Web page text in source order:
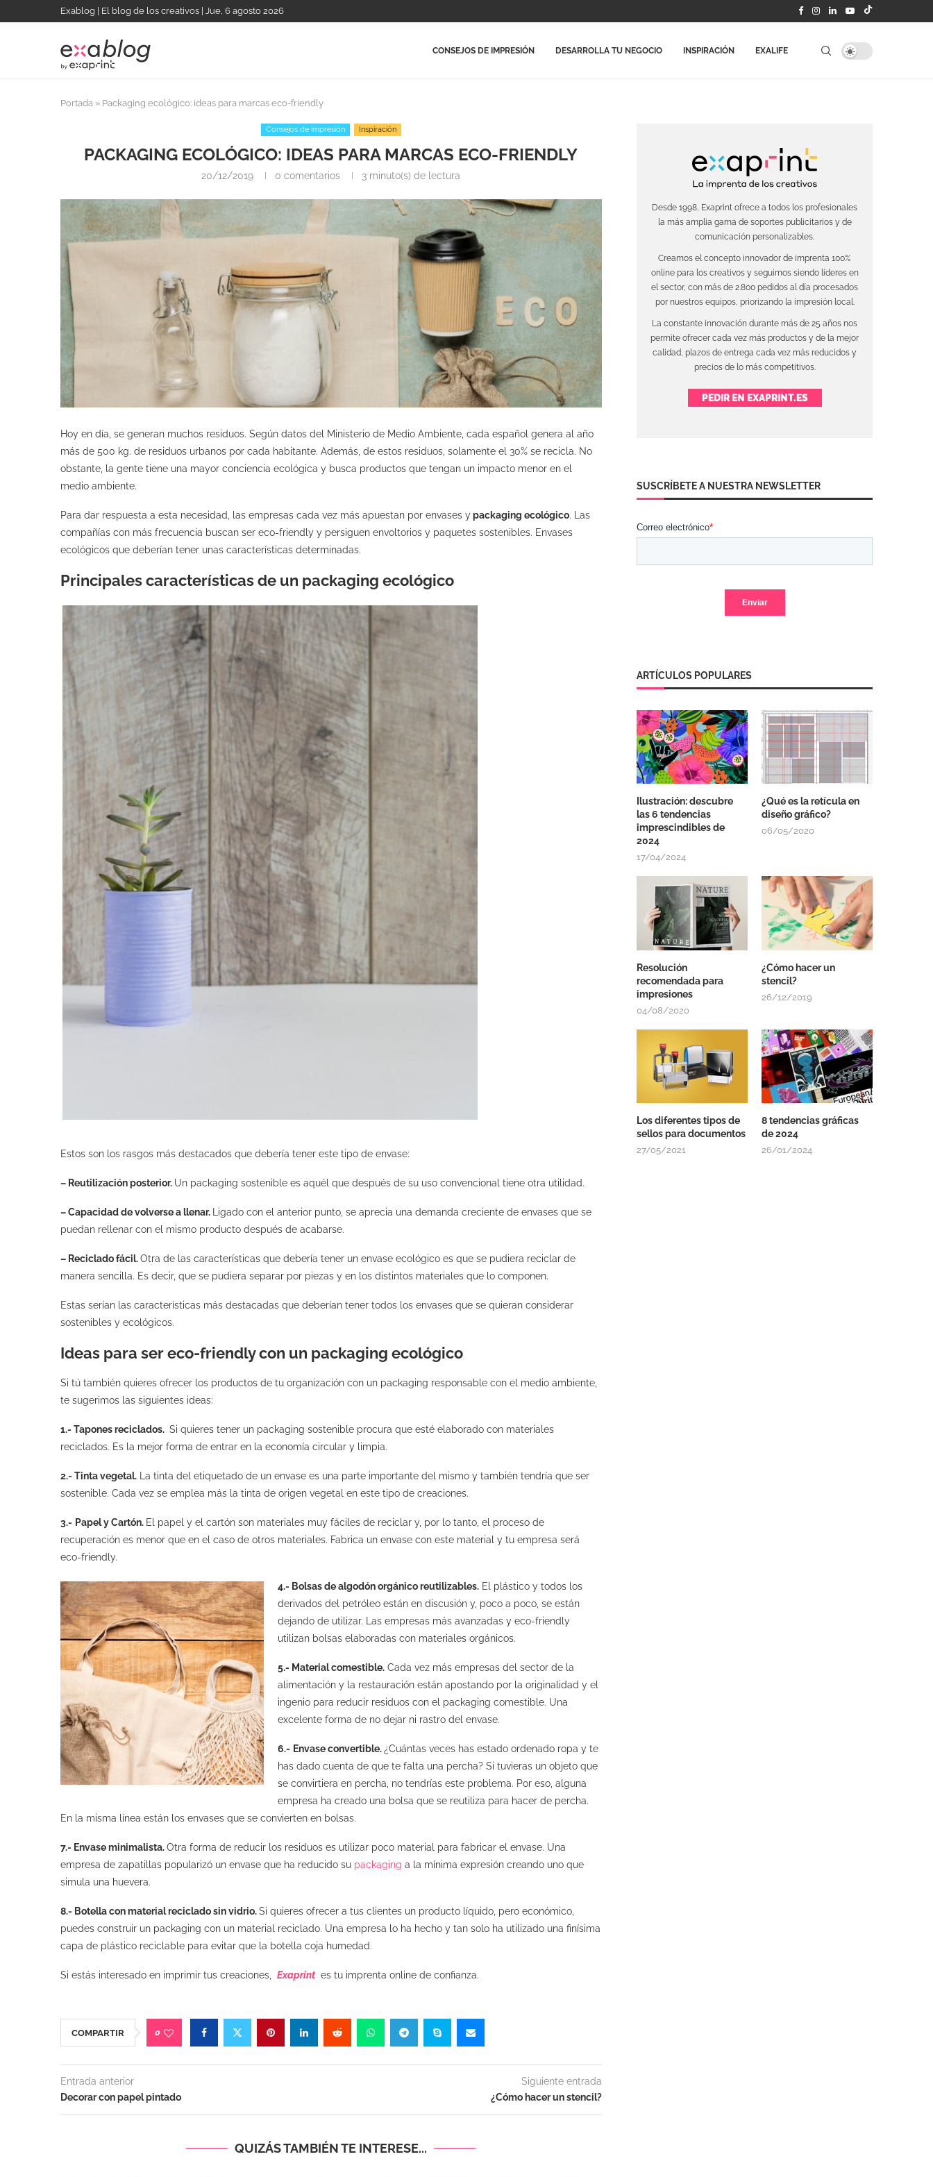
Exablog | El blog de los creativos | Jue, 6 agosto 2026
CONSEJOS DE IMPRESIÓN DESARROLLA TU NEGOCIO INSPIRACIÓN EXALIFE
Portada » Packaging ecológico: ideas para marcas eco-friendly
Consejos de impresión Inspiración
PACKAGING ECOLÓGICO: IDEAS PARA MARCAS ECO-FRIENDLY
20/12/2019 0 comentarios 3 minuto(s) de lectura
Hoy en día, se generan muchos residuos. Según datos del Ministerio de Medio Ambiente, cada español genera al año
más de 500 kg. de residuos urbanos por cada habitante. Además, de estos residuos, solamente el 30% se recicla. No
obstante, la gente tiene una mayor conciencia ecológica y busca productos que tengan un impacto menor en el
medio ambiente.
Para dar respuesta a esta necesidad, las empresas cada vez más apuestan por envases ypackaging ecológico. Las
compañías con más frecuencia buscan ser eco-friendly y persiguen envoltorios y paquetes sostenibles. Envases
ecológicos que deberían tener unas características determinadas.
Principales características de un packaging ecológico
Estos son los rasgos más destacados que debería tener este tipo de envase:
– Reutilización posterior. Un packaging sostenible es aquél que después de su uso convencional tiene otra utilidad.
– Capacidad de volverse a llenar.
Ligado con el anterior punto, se aprecia una demanda creciente de envases que se
puedan rellenar con el mismo producto después de acabarse.
– Reciclado fácil.Otra de las características que debería tener un envase ecológico es que se pudiera reciclar de
manera sencilla. Es decir, que se pudiera separar por piezas y en los distintos materiales que lo componen.
Estas serían las características más destacadas que deberían tener todos los envases que se quieran considerar
sostenibles y ecológicos.
Ideas para ser eco-friendly con un packaging ecológico
Si tú también quieres ofrecer los productos de tu organización con un packaging responsable con el medio ambiente,
te sugerimos las siguientes ideas:
1.- Tapones reciclados. Si quieres tener un packaging sostenible procura que esté elaborado con materiales
reciclados. Es la mejor forma de entrar en la economía circular y limpia.
2.- Tinta vegetal. La tinta del etiquetado de un envase es una parte importante del mismo y también tendría que ser
sostenible. Cada vez se emplea más la tinta de origen vegetal en este tipo de creaciones.
3.- Papel y Cartón. El papel y el cartón son materiales muy fáciles de reciclar y, por lo tanto, el proceso de
recuperación es menor que en el caso de otros materiales. Fabrica un envase con este material y tu empresa será
eco-friendly.
4.- Bolsas de algodón orgánico reutilizables. El plástico y todos los
derivados del petróleo están en discusión y, poco a poco, se están
dejando de utilizar. Las empresas más avanzadas y eco-friendly
utilizan bolsas elaboradas con materiales orgánicos.
5.- Material comestible. Cada vez más empresas del sector de la
alimentación y la restauración están apostando por la originalidad y el
ingenio para reducir residuos con el packaging comestible. Una
excelente forma de no dejar ni rastro del envase.
6.- Envase convertible.¿Cuántas veces has estado ordenado ropa y te
has dado cuenta de que te falta una percha? Si tuvieras un objeto que
se convirtiera en percha, no tendrías este problema. Por eso, alguna
empresa ha creado una bolsa que se reutiliza para hacer de percha.
En la misma línea están los envases que se convierten en bolsas.
7.- Envase minimalista.Otra forma de reducir los residuos es utilizar poco material para fabricar el envase. Una
empresa de zapatillas popularizó un envase que ha reducido su packaging a la mínima expresión creando uno que
simula una huevera.
8.- Botella con material reciclado sin vidrio.Si quieres ofrecer a tus clientes un producto líquido, pero económico,
puedes construir un packaging con un material reciclado. Una empresa lo ha hecho y tan solo ha utilizado una finísima
capa de plástico reciclable para evitar que la botella coja humedad.
Si estás interesado en imprimir tus creaciones, Exaprintes tu imprenta online de confianza.
COMPARTIR 0
Entrada anterior
Decorar con papel pintado
Siguiente entrada
¿Cómo hacer un stencil?
QUIZÁS TAMBIÉN TE INTERESE...
Desde 1998, Exaprint ofrece a todos los profesionales
la más amplia gama de soportes publicitarios y de
comunicación personalizables.
Creamos el concepto innovador de imprenta 100%
online para los creativos y seguimos siendo líderes en
el sector, con más de 2.800 pedidos al día procesados
por nuestros equipos, priorizando la impresión local.
La constante innovación durante más de 25 años nos
permite ofrecer cada vez más productos y de la mejor
calidad, plazos de entrega cada vez más reducidos y
precios de lo más competitivos.
PEDIR EN EXAPRINT.ES
SUSCRÍBETE A NUESTRA NEWSLETTER
ARTÍCULOS POPULARES
Ilustración: descubre
las 6 tendencias
imprescindibles de
2024
17/04/2024
¿Qué es la retícula en
diseño gráfico?
06/05/2020
Resolución
recomendada para
impresiones
04/08/2020
¿Cómo hacer un
stencil?
26/12/2019
Los diferentes tipos de
sellos para documentos
27/05/2021
8 tendencias gráficas
de 2024
26/01/2024